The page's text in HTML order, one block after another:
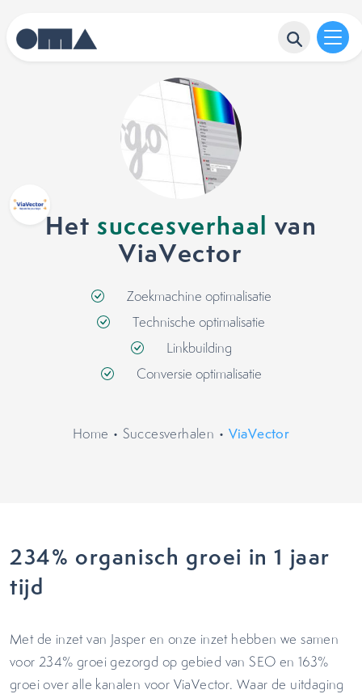
Hetsuccesverhaal van
ViaVector
Zoekmachine optimalisatie
Technische optimalisatie
Linkbuilding
Conversie optimalisatie
Home • Succesverhalen • ViaVector
234% organisch groei in 1 jaar
tijd
Met de inzet van Jasper en onze inzet hebben we samen
voor 234% groei gezorgd op gebied van SEO en 163%
groei over alle kanalen voor ViaVector. Waar de uitdaging